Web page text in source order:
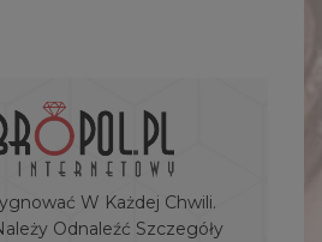
W Każdej Chwili.
Odnaleźć Szczegóły